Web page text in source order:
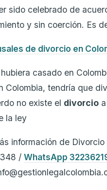
sido celebrado de
y sin coerción. Es
de divorcio en
casado en
Colombia, tendría que
no existe el divorcio
la ley
información de
/ WhatsApp